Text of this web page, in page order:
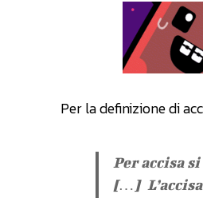
Per la definizione di
Per accisa
[…]